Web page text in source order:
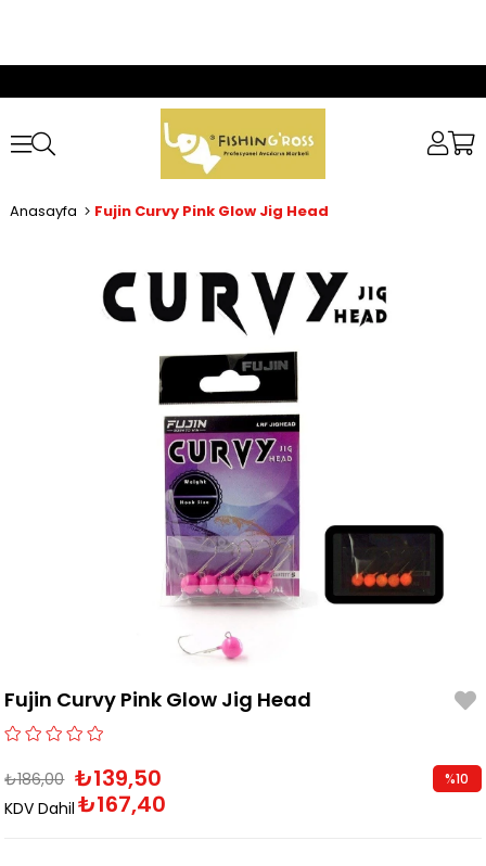
Anasayfa Fujin Curvy Pink Glow Jig Head
Fujin Curvy Pink Glow Jig Head
₺186,00 ₺139,50
KDV Dahil ₺167,40
%10